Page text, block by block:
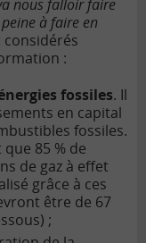
nous falloir faire
à faire en
considérés
:
fossiles. Il
en capital
fossiles.
85 % de
de gaz à effet
grâce à ces
être de 67
;